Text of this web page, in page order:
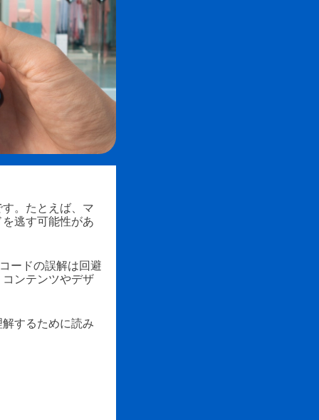
。たとえば、マ
逃す可能性があ
ードの誤解は回避
ンテンツやデザ
するために読み